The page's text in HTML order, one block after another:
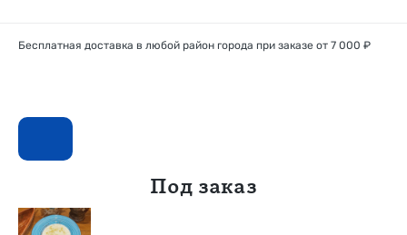
Бесплатная доставка в любой район города при заказе от 7 000 ₽
Под заказ